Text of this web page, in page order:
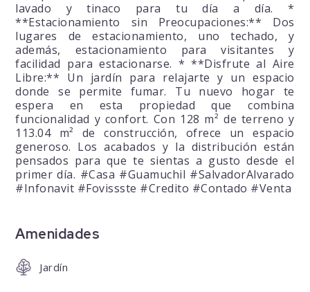
lavado y tinaco para tu día a día. *
**Estacionamiento sin Preocupaciones:** Dos
lugares de estacionamiento, uno techado, y
además, estacionamiento para visitantes y
facilidad para estacionarse. * **Disfrute al Aire
Libre:** Un jardín para relajarte y un espacio
donde se permite fumar. Tu nuevo hogar te
espera en esta propiedad que combina
funcionalidad y confort. Con 128 m² de terreno y
113.04 m² de construcción, ofrece un espacio
generoso. Los acabados y la distribución están
pensados para que te sientas a gusto desde el
primer día. #Casa #Guamuchil #SalvadorAlvarado
#Infonavit #Fovissste #Credito #Contado #Venta
Amenidades
Jardín